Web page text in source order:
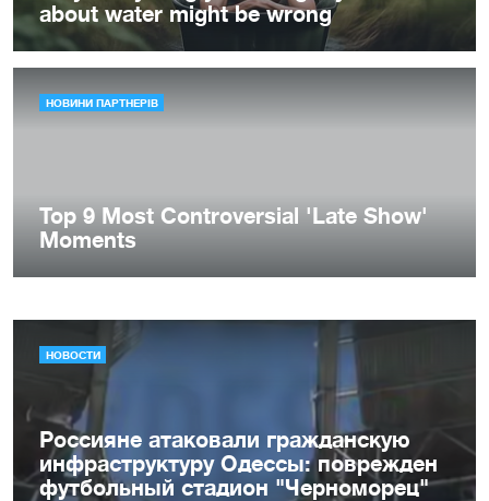
НОВОСТИ
Россияне атаковали гражданскую
инфраструктуру Одессы: поврежден
футбольный стадион "Черноморец"